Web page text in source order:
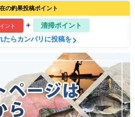
の釣果投稿ポイント
ント +
清掃ポイント
たらカンパリに投稿を